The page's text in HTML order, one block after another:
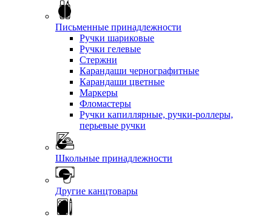
Письменные принадлежности
Ручки шариковые
Ручки гелевые
Стержни
Карандаши чернографитные
Карандаши цветные
Маркеры
Фломастеры
Ручки капиллярные, ручки-роллеры,
перьевые ручки
Школьные принадлежности
Другие канцтовары